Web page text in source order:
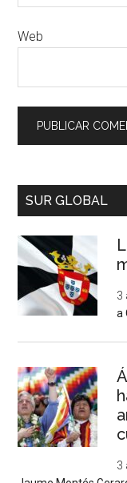
Web
SUR GLOBAL
3
a
3